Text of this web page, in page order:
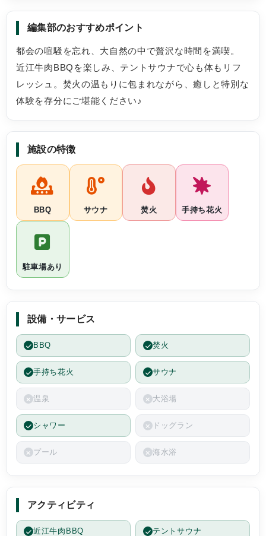
ました。
編集部のおすすめポイント
都会の喧騒を忘れ、大自然の中で贅沢な時間を満喫。
近江牛肉BBQを楽しみ、テントサウナで心も体もリフ
レッシュ。焚火の温もりに包まれながら、癒しと特別な
体験を存分にご堪能ください♪
施設の特徴
BBQ サウナ 焚火 手持ち花火
駐車場あり
設備・サービス
BBQ 焚火
手持ち花火 サウナ
温泉 大浴場
シャワー ドッグラン
プール 海水浴
アクティビティ
近江牛肉BBQ テントサウナ